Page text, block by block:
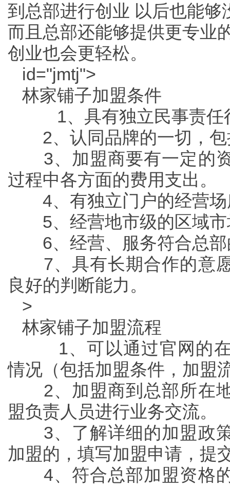
到总部进行创业 以后也能
而且总部还能够提供更专业
创业也会更轻松。
id="jmtj">
林家铺子加盟条件
1、具有独立民事责任
2、认同品牌的一切，包
3、加盟商要有一定的资
过程中各方面的费用支出。
4、有独立门户的经营场
5、经营地市级的区域市
6、经营、服务符合总部
7、具有长期合作的意愿
良好的判断能力。
>
林家铺子加盟流程
1、可以通过官网的在
情况（包括加盟条件，加盟
2、加盟商到总部所在地
盟负责人员进行业务交流。
3、了解详细的加盟政策
加盟的，填写加盟申请，提
4、符合总部加盟资格的